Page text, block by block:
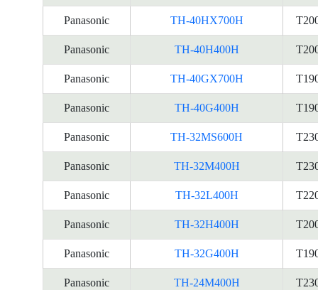
Panasonic TH-40HX700H
Panasonic TH-40H400H
Panasonic TH-40GX700H
Panasonic TH-40G400H
Panasonic TH-32MS600H
Panasonic TH-32M400H
Panasonic TH-32L400H
Panasonic TH-32H400H
Panasonic TH-32G400H
Panasonic TH-24M400H